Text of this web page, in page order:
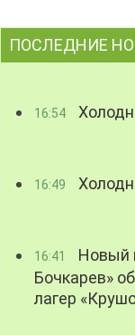
ПОСЛЕДНИЕ
16:54
16:49
16:41
Новый
Бочкарев»
лагер